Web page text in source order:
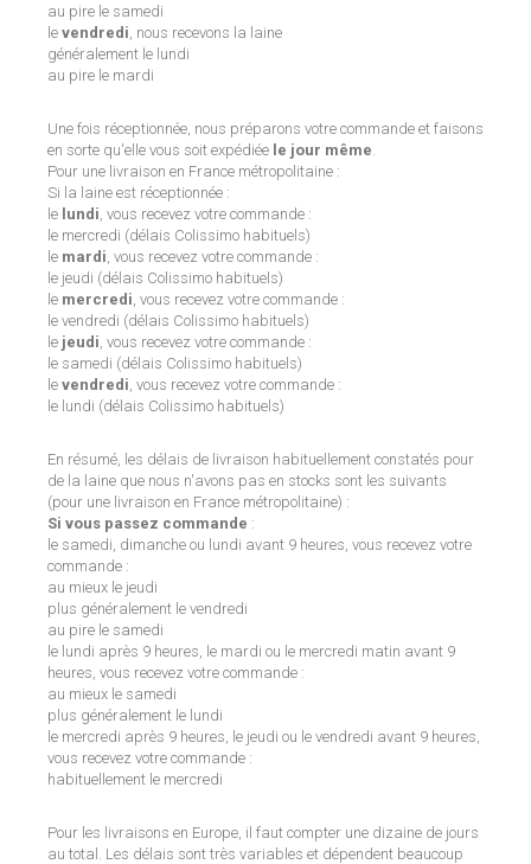
au pire le samedi
le vendredi , nous recevons la laine
généralement le lundi
au pire le mardi
Une fois réceptionnée, nous préparons votre commande et faisons
en sorte qu'elle vous soit expédiée le jour même
Pour une livraison en France métropolitaine :
Si la laine est réceptionnée :
le lundi , vous recevez votre commande :
le mercredi (délais Colissimo habituels)
le mardi , vous recevez votre commande :
le jeudi (délais Colissimo habituels)
le mercredi , vous recevez votre commande :
le vendredi (délais Colissimo habituels)
le jeudi , vous recevez votre commande :
le samedi (délais Colissimo habituels)
le vendredi , vous recevez votre commande :
le lundi (délais Colissimo habituels)
En résumé, les délais de livraison habituellement constatés pour
de la laine que nous n'avons pas en stocks sont les suivants
(pour une livraison en France métropolitaine) :
Si vous passez commande :
le samedi, dimanche ou lundi avant 9 heures, vous recevez votre
commande :
au mieux le jeudi
plus généralement le vendredi
au pire le samedi
le lundi après 9 heures, le mardi ou le mercredi matin avant 9
heures, vous recevez votre commande :
au mieux le samedi
plus généralement le lundi
le mercredi après 9 heures, le jeudi ou le vendredi avant 9 heures,
vous recevez votre commande :
habituellement le mercredi
Pour les livraisons en Europe, il faut compter une dizaine de jours
au total. Les délais sont très variables et dépendent beaucoup